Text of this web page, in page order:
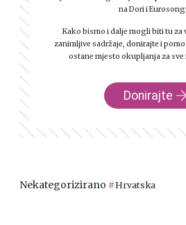
na Dori i
Kako bismo i dalje mogli biti tu za
zanimljive sadržaje, donirajte i
ostane mjesto okupljanja za sve
Donirajte
Nekategorizirano Hrvatska